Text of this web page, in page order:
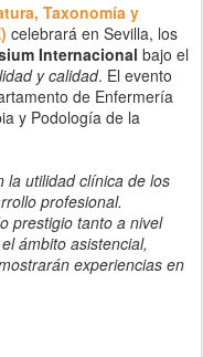
Taxonomía y
celebrará en Sevilla, los
Internacional bajo el
y calidad. El evento
de Enfermería
y Podología de la
la utilidad clínica de los
profesional.
prestigio tanto a nivel
ámbito asistencial,
experiencias en